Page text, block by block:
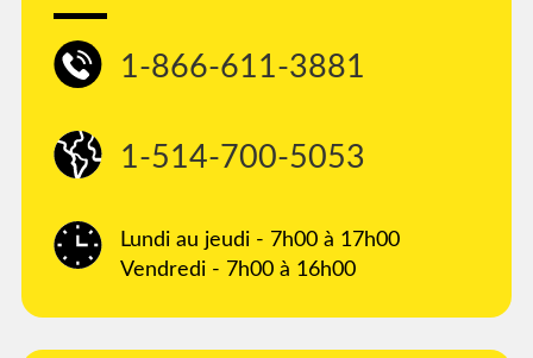
1-866-611-3881
1-514-700-5053
Lundi au jeudi - 7h00 à 17h00
Vendredi - 7h00 à 16h00